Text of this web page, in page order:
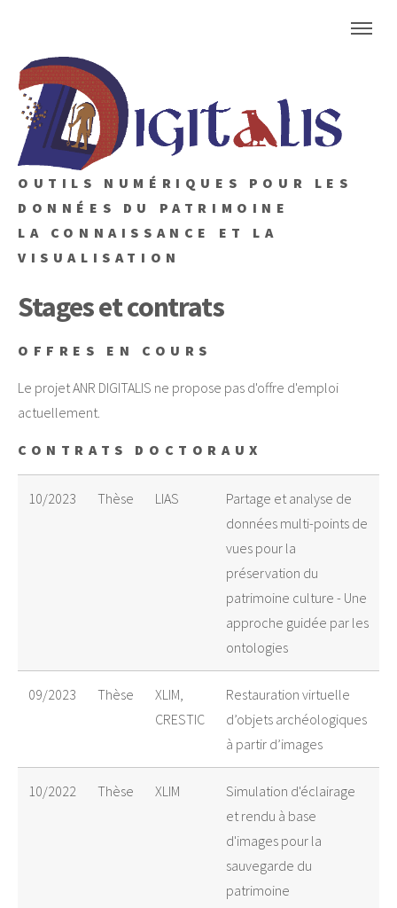
OUTILS NUMÉRIQUES POUR LES
DONNÉES DU PATRIMOINE
LA CONNAISSANCE ET LA
VISUALISATION
Stages et contrats
OFFRES EN COURS
Le projet ANR DIGITALIS ne propose pas d'offre d'emploi
actuellement.
CONTRATS DOCTORAUX
10/2023 Thèse LIAS
Partage et analyse de
données multi-points de
vues pour la
préservation du
patrimoine culture - Une
approche guidée par les
ontologies
09/2023 Thèse
XLIM,
CRESTIC
Restauration virtuelle
d’objets archéologiques
à partir d’images
10/2022 Thèse XLIM
Simulation d'éclairage
et rendu à base
d'images pour la
sauvegarde du
patrimoine